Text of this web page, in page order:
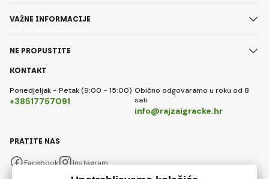
KONTAKT
Ponedjeljak - Petak (9:00 - 15:00)
+38517757091
Obično odgovaramo u roku od 8
sati
info@rajzaigracke.hr
VAŽNE INFORMACIJE
NE PROPUSTITE
PRATITE NAS
Facebook Instagram